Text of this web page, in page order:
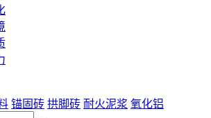
锚固砖 拱脚砖 耐火泥浆 氧化铝